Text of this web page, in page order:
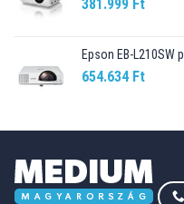
381.999 Ft
Epson EB-L210SW
654.634 Ft